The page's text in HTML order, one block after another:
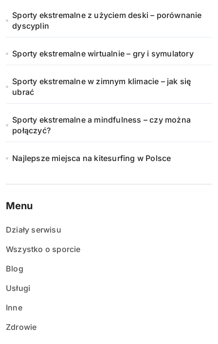
Sporty ekstremalne z użyciem deski – porównanie
dyscyplin
Sporty ekstremalne wirtualnie – gry i symulatory
Sporty ekstremalne w zimnym klimacie – jak się
ubrać
Sporty ekstremalne a mindfulness – czy można
połączyć?
Najlepsze miejsca na kitesurfing w Polsce
Menu
Działy serwisu
Wszystko o sporcie
Blog
Usługi
Inne
Zdrowie